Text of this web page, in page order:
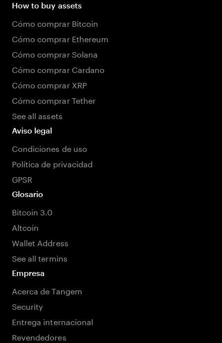
How to buy assets
Cómo comprar Bitcoin
Cómo comprar Ethereum
Cómo comprar Solana
Cómo comprar Cardano
Cómo comprar XRP
Cómo comprar Tether
See all assets
Aviso legal
Condiciones de uso
Política de privacidad
GPSR
Glosario
Bitcoin 3.0
Altcoin
Wallet Address
See all termins
Empresa
Acerca de Tangem
Security
Entrega internacional
Revendedores